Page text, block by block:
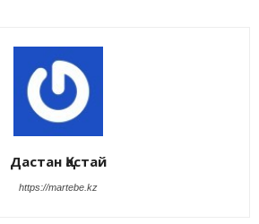
Дастан Қастай
https://martebe.kz